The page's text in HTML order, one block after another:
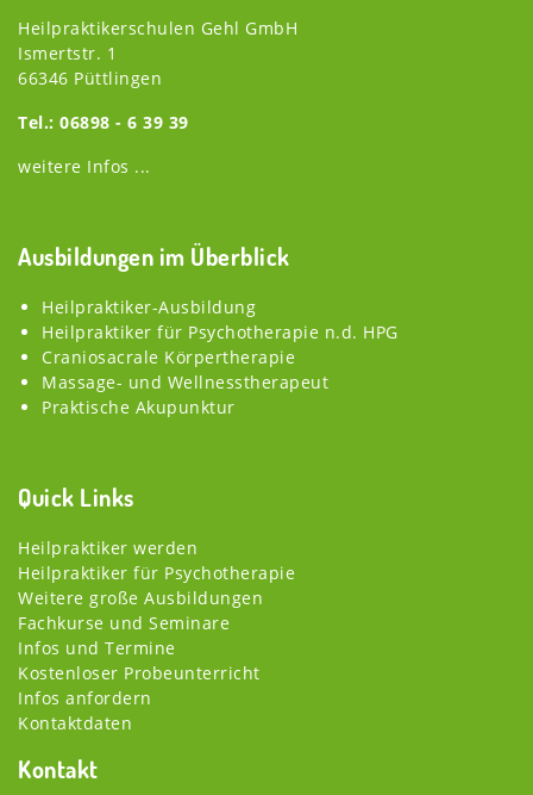
Heilpraktikerschulen Gehl GmbH
Ismertstr. 1
66346 Püttlingen
Tel.: 06898 - 6 39 39
weitere Infos ...
Ausbildungen im Überblick
Heilpraktiker-Ausbildung
Heilpraktiker für Psychotherapie n.d. HPG
Craniosacrale Körpertherapie
Massage- und Wellnesstherapeut
Praktische Akupunktur
Quick Links
Heilpraktiker werden
Heilpraktiker für Psychotherapie
Weitere große Ausbildungen
Fachkurse und Seminare
Infos und Termine
Kostenloser Probeunterricht
Infos anfordern
Kontaktdaten
Kontakt